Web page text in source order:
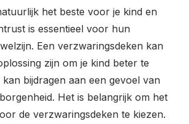
het beste voor je kind en
is essentieel voor hun
Een verzwaringsdeken kan
zijn om je kind beter te
bijdragen aan een gevoel van
Het is belangrijk om het
de verzwaringsdeken te kiezen.